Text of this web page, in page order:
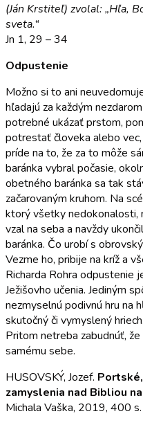
(Ján Krstiteľ) zvolal: „Hľa,
sveta.“
Jn 1, 29 – 34
Odpustenie
Možno si to ani
hľadajú za každým
potrebné ukázať prstom,
potrestať človeka alebo
príde na to, že za to môže
baránka vybral počasie,
obetného baránka sa tak
začarovaným kruhom. Na
ktorý všetky nedokonalosti,
vzal na seba a navždy
baránka. Čo urobí s
Vez­me ho, pribije na kríž a
Richarda Rohra odpustenie
Ježišovho učenia. Jediným
nezmyselnú podivnú hru na
skutočný či vymyslený
Pritom netreba zabudnúť,
samému sebe.
HUSOVSKÝ, Jozef.
zamyslenia nad Bibliou
Michala Vaška, 2019, 400 s.